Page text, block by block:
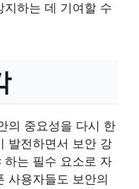
하는 데 기여할 수
의 중요성을 다시 한
발전하면서 보안 강
하는 필수 요소로 자
사용자들도 보안의